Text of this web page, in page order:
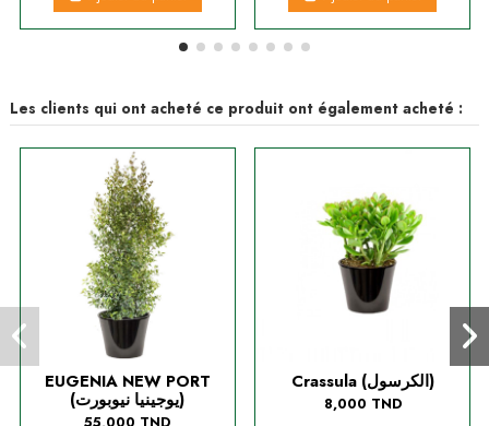
Les clients qui ont acheté ce produit ont également acheté :
EUGENIA NEW PORT
(يوجينيا نيوبورت)
55,000 TND
Crassula (الكرسول)
8,000 TND